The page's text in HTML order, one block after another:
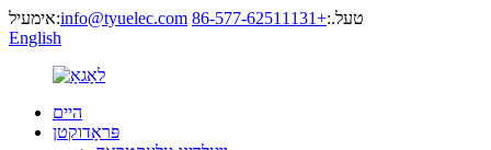
אימעיל:info@tyuelec.com טעל.:+86-577-62511131
English
היים
פּראָדוקטן